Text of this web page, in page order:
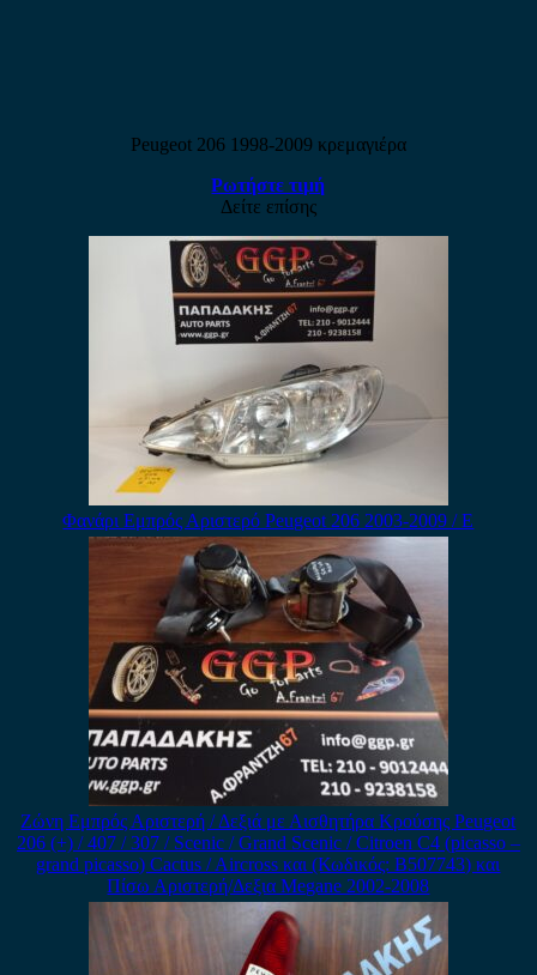
Peugeot 206 1998-2009 κρεμαγιέρα
Ρωτήστε τιμή
Δείτε επίσης
Φανάρι Εμπρός Αριστερό Peugeot 206 2003-2009 / Ε
Ζώνη Εμπρός Αριστερή / Δεξιά με Αισθητήρα Κρούσης Peugeot
206 (+) / 407 / 307 / Scenic / Grand Scenic / Citroen C4 (picasso –
grand picasso) Cactus / Aircross και (Κωδικός: B507743) και
Πίσω Αριστερή/Δεξια Megane 2002-2008